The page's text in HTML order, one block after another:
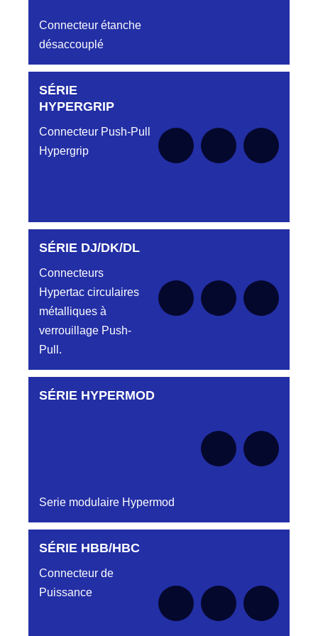
Connecteur étanche
désaccouplé
Aucune pièce disponible pour cette série pour
SÉRIE
HYPERGRIP
Connecteur Push-Pull
Hypergrip
Aucune pièce disponible pour cette série pour
SÉRIE DJ/DK/DL
Connecteurs
Hypertac circulaires
métalliques à
verrouillage Push-
Pull.
Aucune pièce disponible pour cette série pour
SÉRIE HYPERMOD
Serie modulaire Hypermod
Aucune pièce disponible pour cette série pour
SÉRIE HBB/HBC
Connecteur de
Puissance